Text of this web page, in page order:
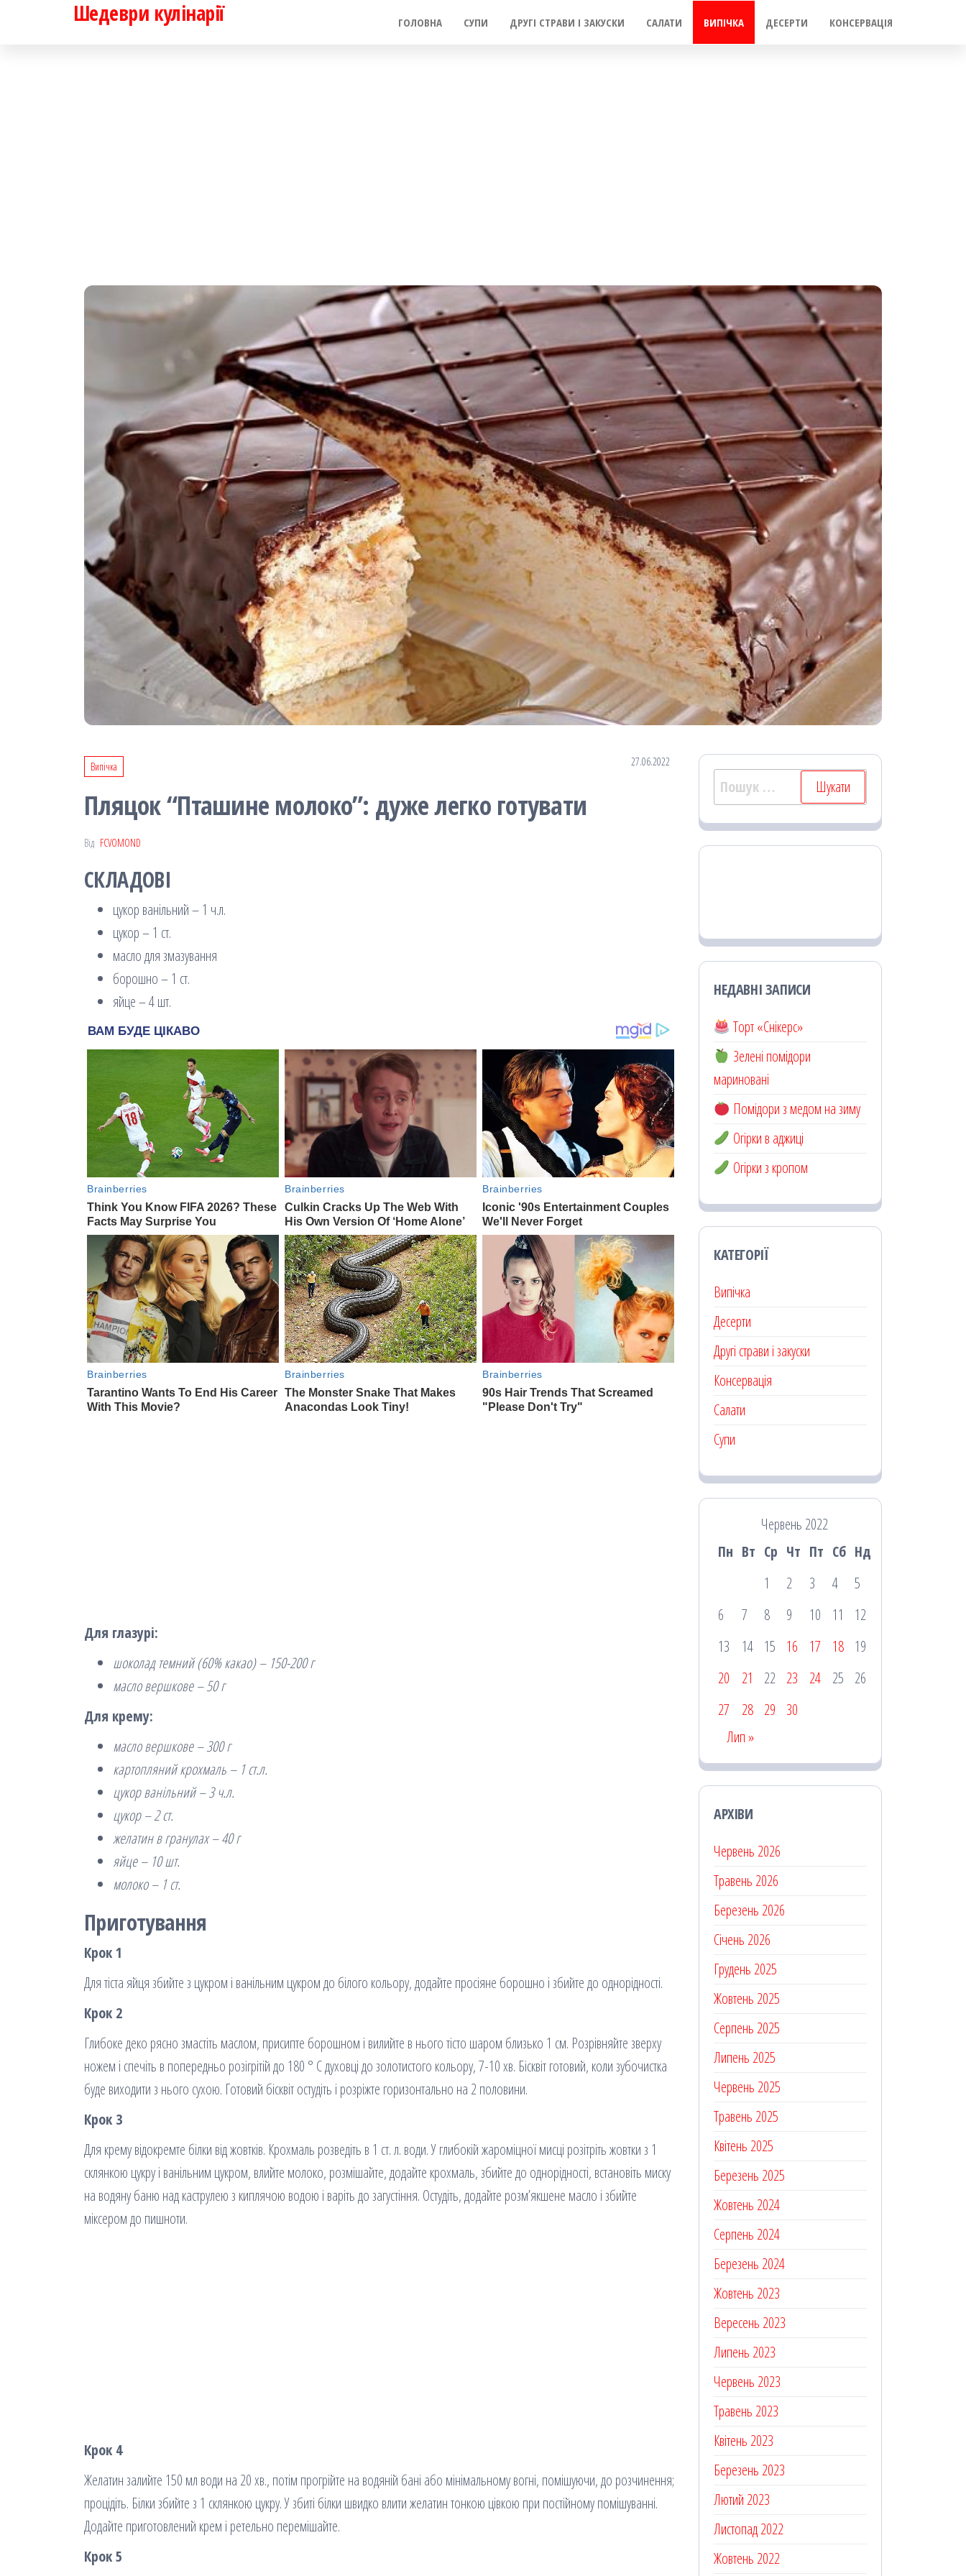
Шедеври кулінарії ГОЛОВНА СУПИ ДРУГІ СТРАВИ І ЗАКУСКИ САЛАТИ ВИПІЧКА ДЕСЕРТИ КОНСЕРВАЦІЯ
Випічка 27.06.2022
Пляцок “Пташине молоко”: дуже легко готувати
Від FCVOMOND
СКЛАДОВІ
цукор ванільний – 1 ч.л.
цукор – 1 ст.
масло для змазування
борошно – 1 ст.
яйце – 4 шт.
Для глазурі:
шоколад темний (60% какао) – 150-200 г
масло вершкове – 50 г
Для крему:
масло вершкове – 300 г
картопляний крохмаль – 1 ст.л.
цукор ванільний – 3 ч.л.
цукор – 2 ст.
желатин в гранулах – 40 г
яйце – 10 шт.
молоко – 1 ст.
Приготування
Крок 1
Для тіста яйця збийте з цукром і ванільним цукром до білого кольору, додайте просіяне борошно і збийте до однорідності.
Крок 2
Глибоке деко рясно змастіть маслом, присипте борошном і вилийте в нього тісто шаром близько 1 см. Розрівняйте зверху
ножем і спечіть в попередньо розігрітій до 180 ° С духовці до золотистого кольору, 7-10 хв. Бісквіт готовий, коли зубочистка
буде виходити з нього сухою. Готовий бісквіт остудіть і розріжте горизонтально на 2 половини.
Крок 3
Для крему відокремте білки від жовтків. Крохмаль розведіть в 1 ст. л. води. У глибокій жароміцної мисці розітріть жовтки з 1
склянкою цукру і ванільним цукром, влийте молоко, розмішайте, додайте крохмаль, збийте до однорідності, встановіть миску
на водяну баню над каструлею з киплячою водою і варіть до загустіння. Остудіть, додайте розм’якшене масло і збийте
міксером до пишноти.
Крок 4
Желатин залийте 150 мл води на 20 хв., потім прогрійте на водяній бані або мінімальному вогні, помішуючи, до розчинення;
процідіть. Білки збийте з 1 склянкою цукру. У збиті білки швидко влити желатин тонкою цівкою при постійному помішуванні.
Додайте приготовлений крем і ретельно перемішайте.
Крок 5
Пошук:
НЕДАВНІ ЗАПИСИ
Торт «Снікерс»
Зелені помідори
мариновані
Помідори з медом на зиму
Огірки в аджиці
Огірки з кропом
КАТЕГОРІЇ
Випічка
Десерти
Другі страви і закуски
Консервація
Салати
Супи
Червень 2022
Пн Вт Ср Чт Пт Сб Нд
1
2 3 4
5
6
7 8 9 10 11
12
13
14 15 16 17 18 19
20
21 22 23 24 25
26
27
28 29
30
Лип »
АРХІВИ
Червень 2026
Травень 2026
Березень 2026
Січень 2026
Грудень 2025
Жовтень 2025
Серпень 2025
Липень 2025
Червень 2025
Травень 2025
Квітень 2025
Березень 2025
Жовтень 2024
Серпень 2024
Березень 2024
Жовтень 2023
Вересень 2023
Липень 2023
Червень 2023
Травень 2023
Квітень 2023
Березень 2023
Лютий 2023
Листопад 2022
Жовтень 2022